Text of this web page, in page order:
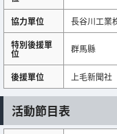
協力單位
長谷川工業
特別後援單
位 群馬縣
後援單位 上毛新聞社
活動節目表